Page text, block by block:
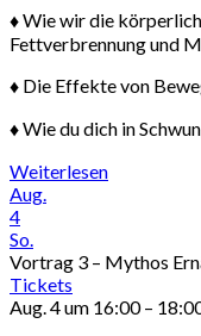
♦ Wie wir die
Fettverbrennung und
♦ Die Effekte von
♦ Wie du dich in
Weiterlesen
Aug.
4
So.
Vortrag 3 – Mythos
Tickets
Aug. 4 um 16:00 –